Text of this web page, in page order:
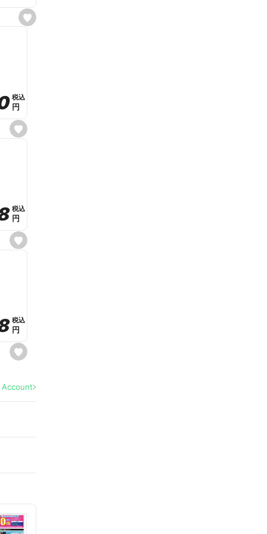
s
e
s
e
e
税込
税込
円
円
s
e
e
税込
税込
円
円
s
e
a
税込
税込
円
円